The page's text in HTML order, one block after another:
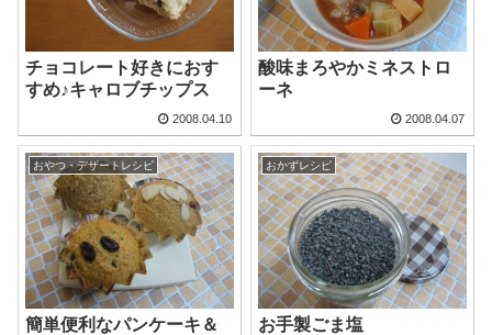
チョコレート好きにおす
すめ♪キャロブチップス
2008.04.10
酸味まろやかミネストロ
ーネ
2008.04.07
おやつ・デザートレシピ
簡単便利なパンケーキ＆
おかずレシピ
お手製ごま塩